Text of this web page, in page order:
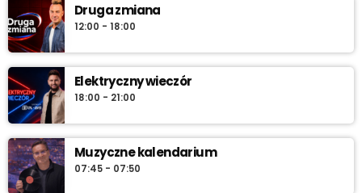
Druga zmiana
12:00 - 18:00
Elektryczny wieczór
18:00 - 21:00
Muzyczne kalendarium
07:45 - 07:50